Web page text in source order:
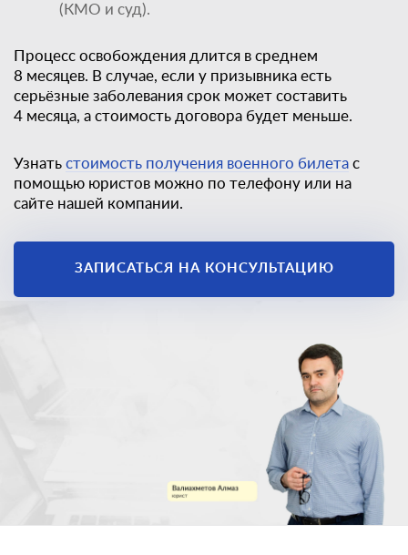
Единственный
законный способ
(КМО и суд).
Процесс освобождения длится в среднем
8 месяцев. В случае, если у призывника есть
серьёзные заболевания срок может составить
4 месяца, а стоимость договора будет меньше.
Узнать стоимость получения военного билета с
помощью юристов можно по телефону или на
сайте нашей компании.
ЗАПИСАТЬСЯ НА КОНСУЛЬТАЦИЮ